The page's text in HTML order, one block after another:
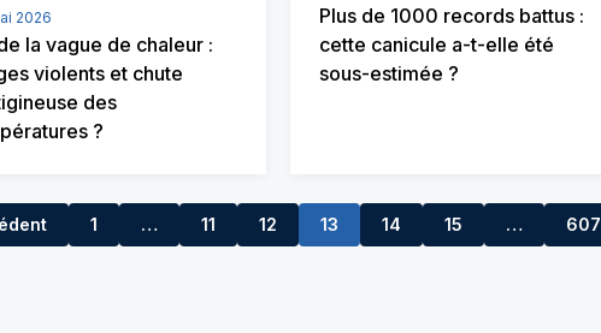
2026
la vague de chaleur :
violents et chute
des
?
Plus de 1000 records battus :
cette canicule a-t-elle été
sous-estimée ?
1 …
10 11 12 13 14 15 …
16 607